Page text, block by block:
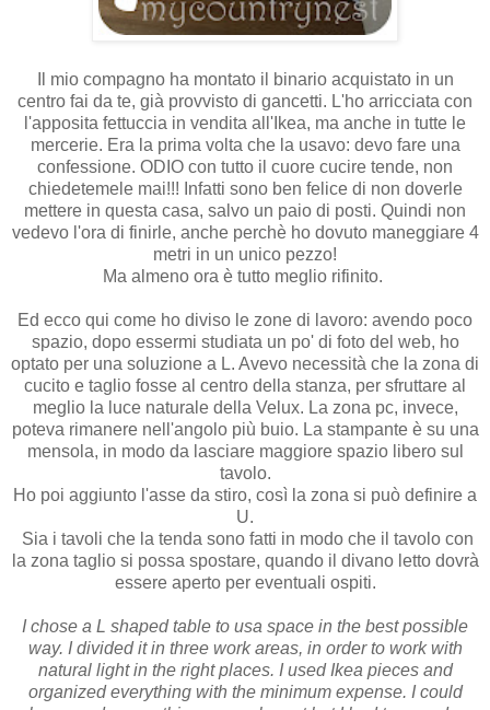
Il mio compagno ha montato il binario acquistato in un
centro fai da te, già provvisto di gancetti. L'ho arricciata con
l'apposita fettuccia in vendita all'Ikea, ma anche in tutte le
mercerie. Era la prima volta che la usavo: devo fare una
confessione. ODIO con tutto il cuore cucire tende, non
chiedetemele mai!!! Infatti sono ben felice di non doverle
mettere in questa casa, salvo un paio di posti. Quindi non
vedevo l'ora di finirle, anche perchè ho dovuto maneggiare 4
metri in un unico pezzo!
Ma almeno ora è tutto meglio rifinito.
Ed ecco qui come ho diviso le zone di lavoro: avendo poco
spazio, dopo essermi studiata un po' di foto del web, ho
optato per una soluzione a L. Avevo necessità che la zona di
cucito e taglio fosse al centro della stanza, per sfruttare al
meglio la luce naturale della Velux. La zona pc, invece,
poteva rimanere nell'angolo più buio. La stampante è su una
mensola, in modo da lasciare maggiore spazio libero sul
tavolo.
Ho poi aggiunto l'asse da stiro, così la zona si può definire a
U.
Sia i tavoli che la tenda sono fatti in modo che il tavolo con
la zona taglio si possa spostare, quando il divano letto dovrà
essere aperto per eventuali ospiti.
I chose a L shaped table to usa space in the best possible
way. I divided it in three work areas, in order to work with
natural light in the right places. I used Ikea pieces and
organized everything with the minimum expense. I could